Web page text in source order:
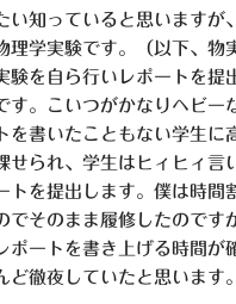
い知っていると思いますが
理学実験です。（以下、物
験を自ら行いレポートを提
す。こいつがかなりヘビー
を書いたこともない学生に
せられ、学生はヒィヒィ言
トを提出します。僕は時間
でそのまま履修したのです
ポートを書き上げる時間が
ど徹夜していたと思います。